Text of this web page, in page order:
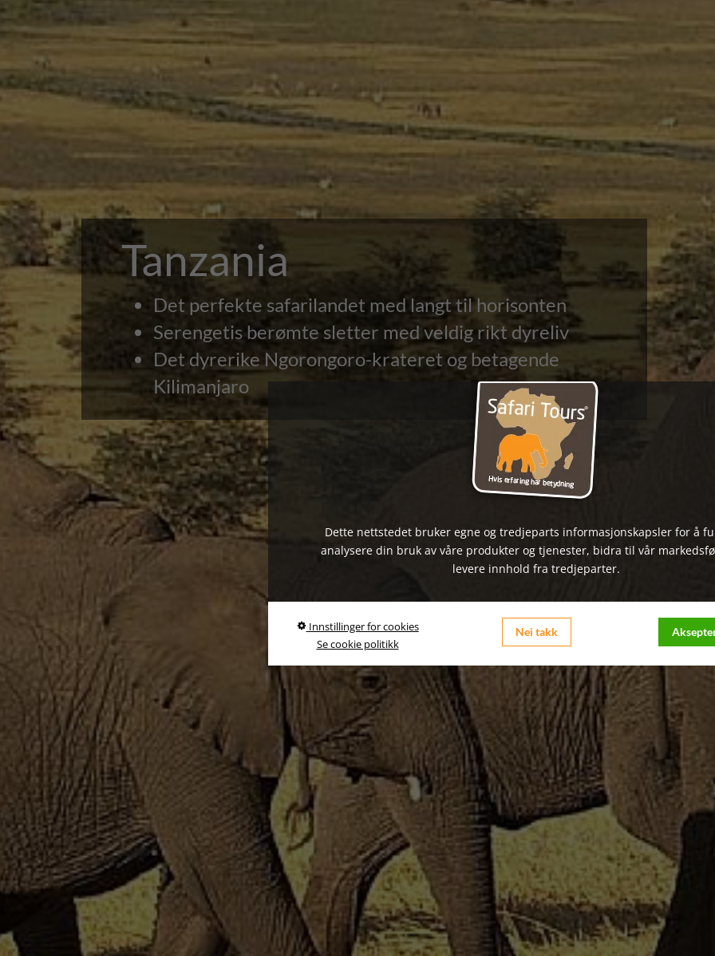
Tanzania
Det perfekte safarilandet med langt til horisonten
Serengetis berømte sletter med veldig rikt dyreliv
Det dyrerike Ngorongoro-krateret og betagende
Kilimanjaro
Dette nettstedet bruker egne og tredjeparts informasjonskapsler for å
analysere din bruk av våre produkter og tjenester, bidra til vår
levere innhold fra tredjeparter.
Innstillinger for cookies
Se cookie politikk
Nei takk